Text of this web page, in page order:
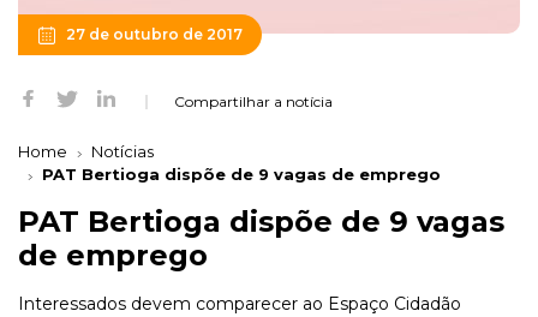
27 de outubro de 2017
Compartilhar a notícia
Home
Notícias
PAT Bertioga dispõe de 9 vagas de emprego
PAT Bertioga dispõe de 9 vagas
de emprego
Interessados devem comparecer ao Espaço Cidadão